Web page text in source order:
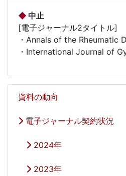
資料の動向
電子ジャーナル契約状況
2024年
2023年
◆ 中止
[電子ジャーナル2タイトル]
・ Annals of the Rheumatic
・ International Journal of